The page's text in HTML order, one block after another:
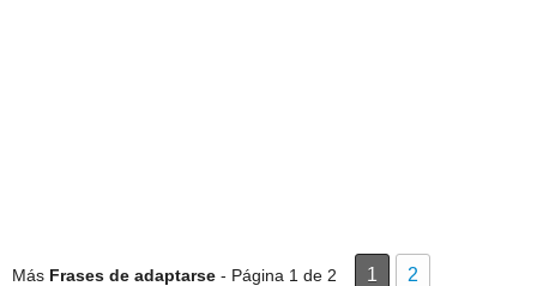
Más Frases de adaptarse - Página 1 de 2 1 2